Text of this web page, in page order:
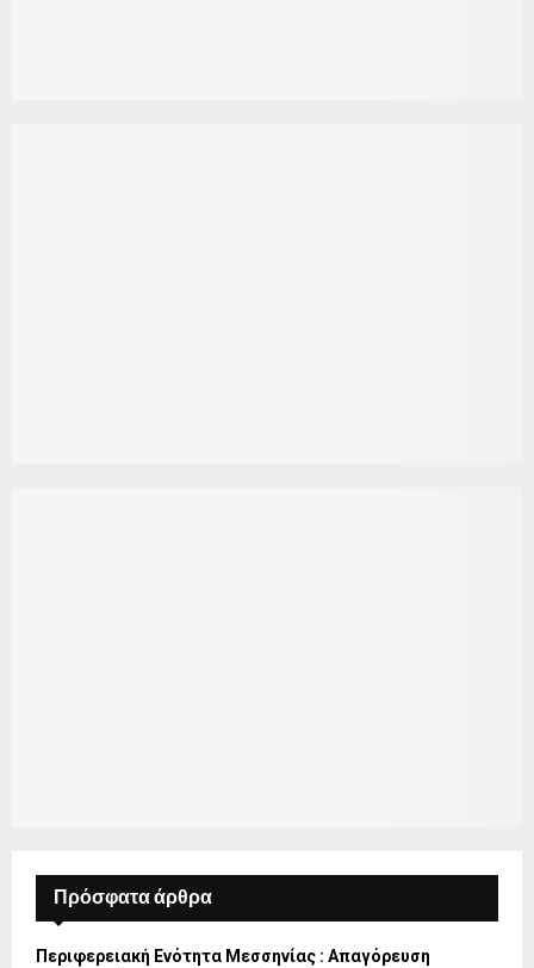
Πρόσφατα άρθρα
Περιφερειακή Ενότητα Μεσσηνίας : Απαγόρευση